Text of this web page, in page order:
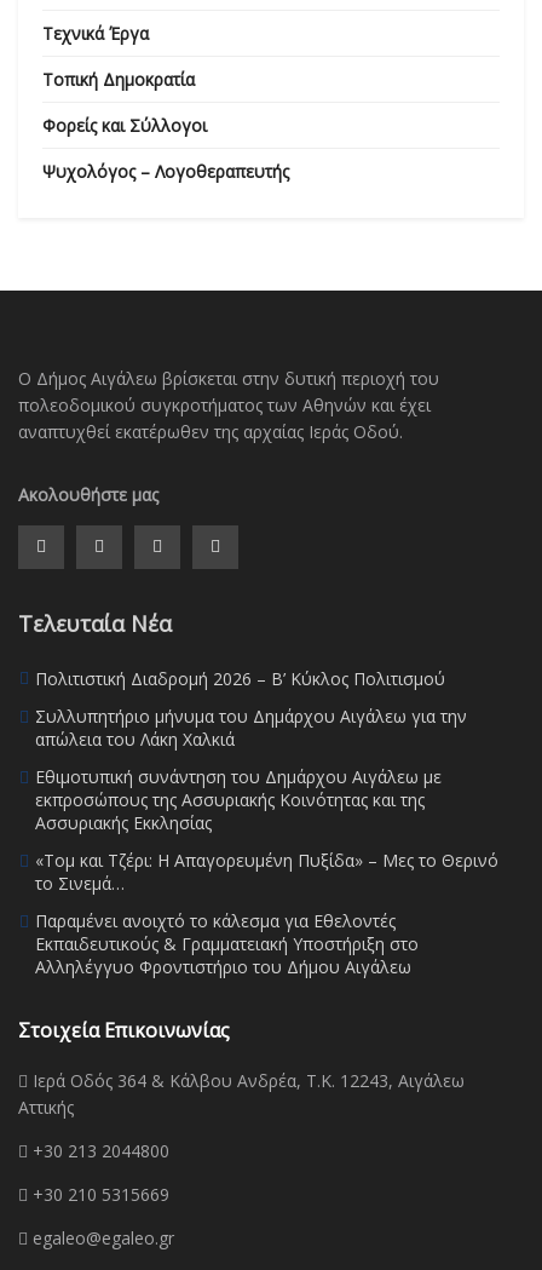
Τεχνικά Έργα
Τοπική Δημοκρατία
Φορείς και Σύλλογοι
Ψυχολόγος – Λογοθεραπευτής
Ο Δήμος Αιγάλεω βρίσκεται στην δυτική περιοχή του
πολεοδομικού συγκροτήματος των Αθηνών και έχει
αναπτυχθεί εκατέρωθεν της αρχαίας Ιεράς Οδού.
Ακολουθήστε μας
Τελευταία Νέα
Πολιτιστική Διαδρομή 2026 – Β’ Κύκλος Πολιτισμού
Συλλυπητήριο μήνυμα του Δημάρχου Αιγάλεω για την
απώλεια του Λάκη Χαλκιά
Εθιμοτυπική συνάντηση του Δημάρχου Αιγάλεω με
εκπροσώπους της Ασσυριακής Κοινότητας και της
Ασσυριακής Εκκλησίας
«Τομ και Τζέρι: Η Απαγορευμένη Πυξίδα» – Μες το Θερινό
το Σινεμά…
Παραμένει ανοιχτό το κάλεσμα για Εθελοντές
Εκπαιδευτικούς & Γραμματειακή Υποστήριξη στο
Αλληλέγγυο Φροντιστήριο του Δήμου Αιγάλεω
Στοιχεία Επικοινωνίας
Ιερά Οδός 364 & Κάλβου Ανδρέα, Τ.Κ. 12243, Αιγάλεω
Αττικής
+30 213 2044800
+30 210 5315669
egaleo@egaleo.gr